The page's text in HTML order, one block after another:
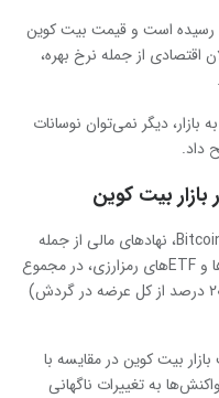
رسیده است و قیمت بیت‌ کوین
اقتصادی از جمله نرخ بهره،
بازار، دیگر نمی‌توان نوسانات
داد.
بیت‌ کوین
طبق داده‌های وب‌سایت BitcoinTreasuries.net، نهادهای مالی از جمله
دولت‌ها، صندوق‌های سرمایه‌گذاری، بانک‌ها و ETFهای رمزارزی، در مجموع
بیش از ۴ میلیون واحد بیت ‌کوین (حدود ۲۰ درصد از کل عرضه در گردش)
بیت ‌کوین در مقایسه با
به تغییرات ناگهانی